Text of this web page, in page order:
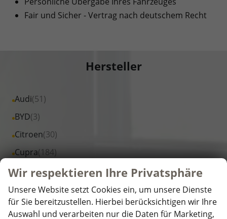
Fair und Sicher - Vertrag nach deutschem Recht
Hersteller
Audi(51)
Alle
Fahrzeuge
Audi
anzeigen
BYD(3)
Alle
Fahrzeuge
BYD
anzeigen
Citroen(30)
Alle
Fahrzeuge
von
Citroen
anzeigen
Cupra(184)
Alle
Fahrzeuge
von
Cupra
anzeigen
Dacia(509)
Alle
Fahrzeuge
von
Dacia
DS Automobiles(1)
Alle
Fahrzeuge
von
Fiat(25)
Alle
Wir respektieren Ihre Privatsphäre
Unsere Website setzt Cookies ein, um unsere Dienste
für Sie bereitzustellen. Hierbei berücksichtigen wir Ihre
Auswahl und verarbeiten nur die Daten für Marketing,